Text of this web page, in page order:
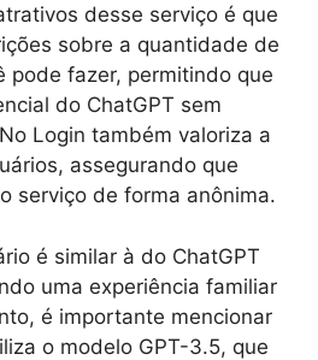
desse serviço é que
sobre a quantidade de
pode fazer, permitindo que
do ChatGPT sem
Login também valoriza a
assegurando que
serviço de forma anônima.
é similar à do ChatGPT
uma experiência familiar
é importante mencionar
o modelo GPT-3.5, que